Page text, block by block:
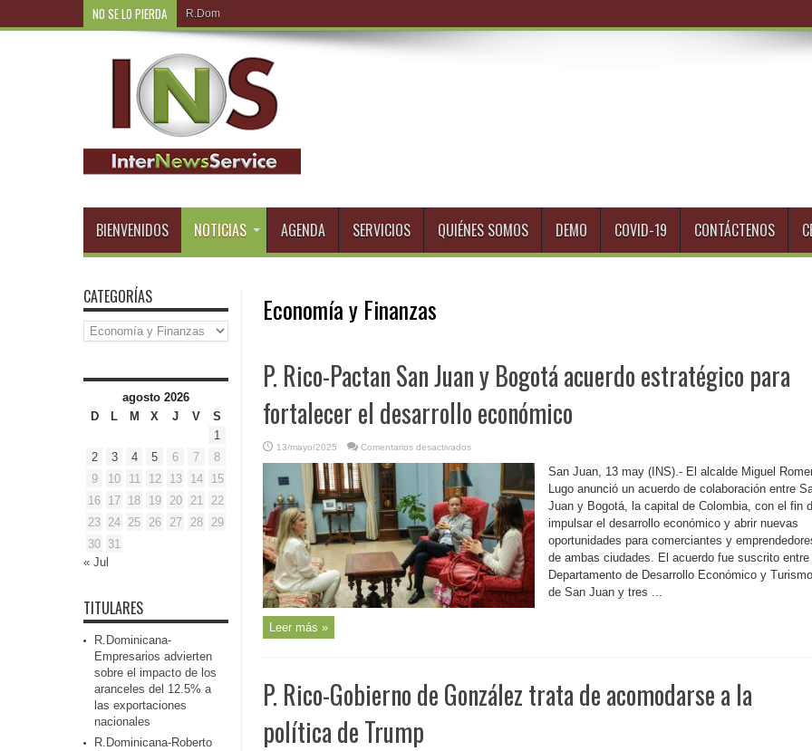
NO SE LO PIERDA R.Dominicana-Roberto Álvarez destaca opo
BIENVENIDOS NOTICIAS AGENDA SERVICIOS QUIÉNES SOMOS DEMO COVID-19 CONTÁCTENOS
Economía y Finanzas
P. Rico-Pactan San Juan y Bogotá acuerdo estratégico para
fortalecer el desarrollo económico
13/mayo/2025 Comentarios desactivados
Rico-
San
Juan
y
Bogotá
acuerdo
estratégico
para
fortalecer
el
desarrollo
económico
San Juan, 13 may (INS).- El alcalde Miguel
Lugo anunció un acuerdo de colaboración entre
Juan y Bogotá, la capital de Colombia, con el fin
impulsar el desarrollo económico y abrir nuevas
oportunidades para comerciantes y
de ambas ciudades. El acuerdo fue suscrito entre
Departamento de Desarrollo Económico y Turismo
de San Juan y tres ...
Leer más »
P. Rico-Gobierno de González trata de acomodarse a la
política de Trump
CATEGORÍAS
Categorías
agosto 2026
D
L M X J V
S
1
2
3 4 5 6 7
8
9
10 11 12 13 14
15
16 17 18 19 20 21
22
23 24 25 26 27 28
29
30 31
« Jul
TITULARES
R.Dominicana-
Empresarios advierten
sobre el impacto de los
aranceles del 12.5% a
las exportaciones
nacionales
R.Dominicana-Roberto